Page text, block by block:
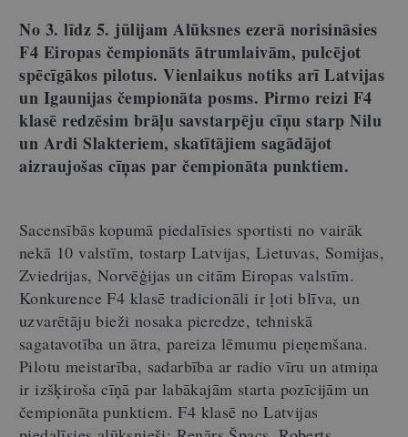
No 3. līdz 5. jūlijam Alūksnes ezerā norisināsies
F4 Eiropas čempionāts ātrumlaivām, pulcējot
spēcīgākos pilotus. Vienlaikus notiks arī Latvijas
un Igaunijas čempionāta posms. Pirmo reizi F4
klasē redzēsim brāļu savstarpēju cīņu starp Nilu
un Ardi Slakteriem, skatītājiem sagādājot
aizraujošas cīņas par čempionāta punktiem.
Sacensībās kopumā piedalīsies sportisti no vairāk
nekā 10 valstīm, tostarp Latvijas, Lietuvas, Somijas,
Zviedrijas, Norvēģijas un citām Eiropas valstīm.
Konkurence F4 klasē tradicionāli ir ļoti blīva, un
uzvarētāju bieži nosaka pieredze, tehniskā
sagatavotība un ātra, pareiza lēmumu pieņemšana.
Pilotu meistarība, sadarbība ar radio vīru un atmiņa
ir izšķiroša cīņā par labākajām starta pozīcijām un
čempionāta punktiem. F4 klasē no Latvijas